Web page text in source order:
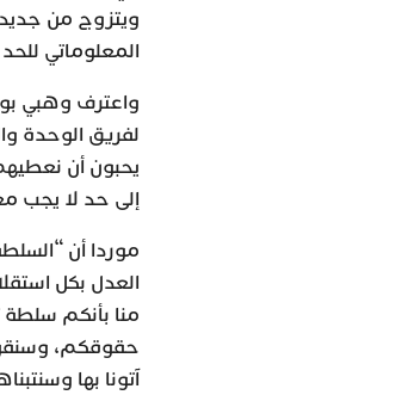
ويتزوج من
المعلوماتي
واعترف وهبي
لفريق الوحدة
يحبون أن
إلى حد لا يجب
موردا أن
منا بأنكم سلطة
حقوقكم،
آتونا بها